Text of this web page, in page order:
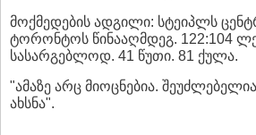
მოქმედების ადგილი: სტეიპლს
ტორონტოს წინააღმდეგ. 122:104
სასარგებლოდ. 41 წუთი. 81 ქულა.
"ამაზე არც მიოცნებია.
ახსნა".